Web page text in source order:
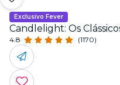
Exclusivo Fever
Candlelight: Os
4.8 (1170)